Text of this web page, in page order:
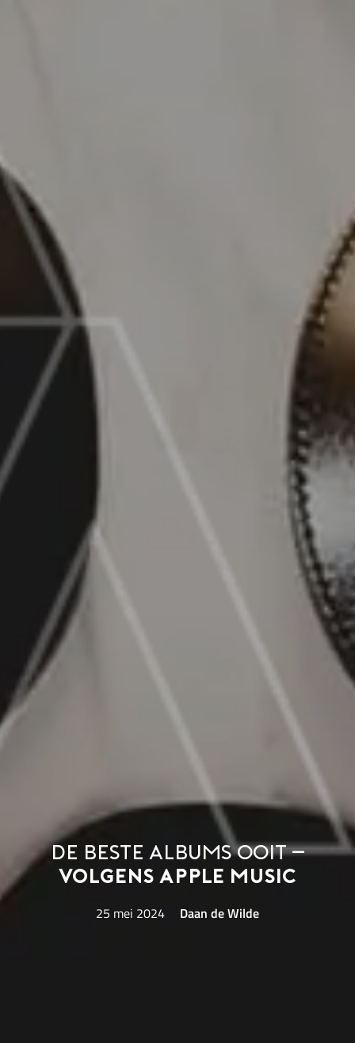
De beste albums ooit –
volgens Apple Music
25 mei 2024 Daan de Wilde